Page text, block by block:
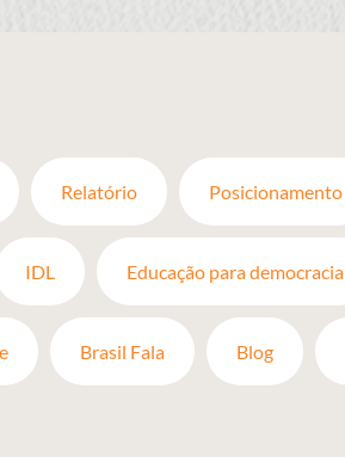
Relatório Posicionamento
IDL Educação para democracia
Brasil Fala Blog